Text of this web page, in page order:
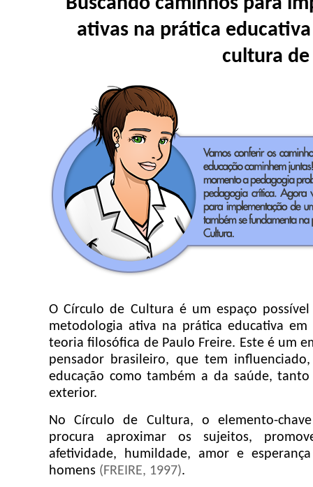
ativas na prática
cultura
O Círculo de Cultura é um espaço
metodologia ativa na prática educativa em
teoria filosófica de Paulo Freire. Este é um
pensador brasileiro, que tem
educação como também a da saúde,
exterior.
No Círculo de Cultura, o elemento-
procura aproximar os sujeitos,
afetividade, humildade, amor e
homens (FREIRE, 1997).